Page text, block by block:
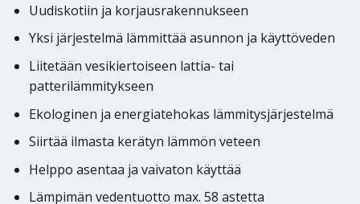
Uudiskotiin ja korjausrakennukseen
Yksi järjestelmä lämmittää asunnon ja käyttöveden
Liitetään vesikiertoiseen lattia- tai
patterilämmitykseen
Ekologinen ja energiatehokas lämmitysjärjestelmä
Siirtää ilmasta kerätyn lämmön veteen
Helppo asentaa ja vaivaton käyttää
Lämpimän vedentuotto max. 58 astetta